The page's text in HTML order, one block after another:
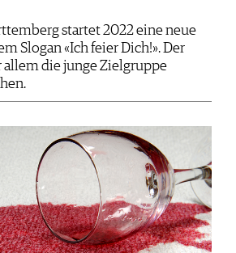
startet 2022 eine neue
Slogan «Ich feier Dich!». Der
allem die junge Zielgruppe